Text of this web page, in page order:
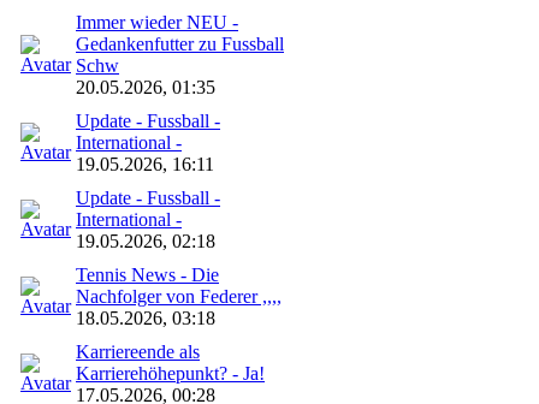
Immer wieder NEU -
Gedankenfutter zu Fussball
Schw
20.05.2026, 01:35
Update - Fussball -
International -
19.05.2026, 16:11
Update - Fussball -
International -
19.05.2026, 02:18
Tennis News - Die
Nachfolger von Federer ,,,,
18.05.2026, 03:18
Karriereende als
Karrierehöhepunkt? - Ja!
17.05.2026, 00:28